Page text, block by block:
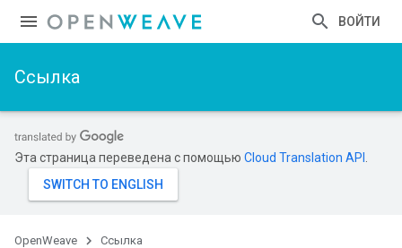
ВОЙТИ
Ссылка
Эта страница переведена с помощью Cloud Translation API
OpenWeave Ссылка